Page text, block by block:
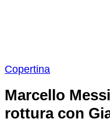
Copertina
Marcello
rottura con